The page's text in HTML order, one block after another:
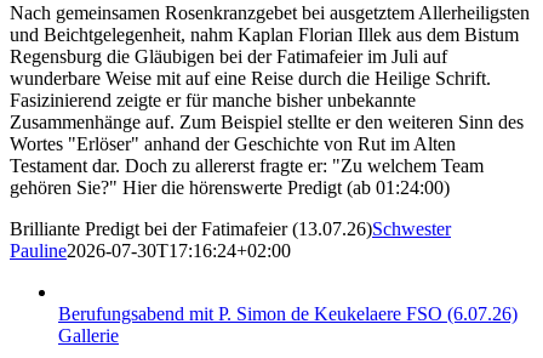
Nach gemeinsamen Rosenkranzgebet bei ausgetztem Allerheiligsten
und Beichtgelegenheit, nahm Kaplan Florian Illek aus dem Bistum
Regensburg die Gläubigen bei der Fatimafeier im Juli auf
wunderbare Weise mit auf eine Reise durch die Heilige Schrift.
Fasizinierend zeigte er für manche bisher unbekannte
Zusammenhänge auf. Zum Beispiel stellte er den weiteren Sinn des
Wortes "Erlöser" anhand der Geschichte von Rut im Alten
Testament dar. Doch zu allererst fragte er: "Zu welchem Team
gehören Sie?" Hier die hörenswerte Predigt (ab 01:24:00)
Brilliante Predigt bei der Fatimafeier (13.07.26)Schwester
Pauline2026-07-30T17:16:24+02:00
Berufungsabend mit P. Simon de Keukelaere FSO (6.07.26)
Gallerie